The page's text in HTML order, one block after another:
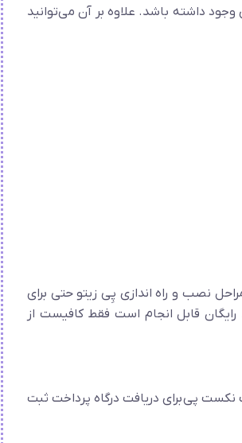
داشته باشد. علاوه بر آن می‌توانید
نصب و راه اندازی پِی زیتو حتی برای
رایگان قابل انجام است فقط کافیست از
پی برای دریافت درگاه پرداخت ثبت